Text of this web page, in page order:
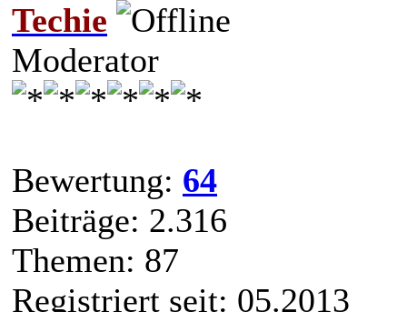
Techie
Moderator
Bewertung: 64
Beiträge: 2.316
Themen: 87
Registriert seit: 05.2013